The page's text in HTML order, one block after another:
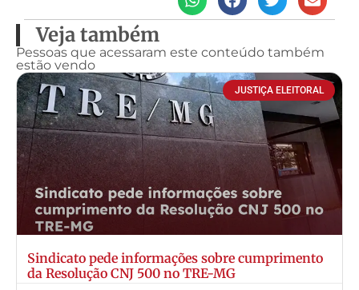
Veja também
Pessoas que acessaram este conteúdo também
estão vendo
JUSTIÇA ELEITORAL
Sindicato pede informações sobre cumprimento
da Resolução CNJ 500 no TRE-MG